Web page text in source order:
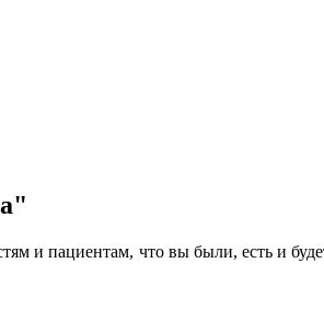
и пациентам, что вы были, есть и